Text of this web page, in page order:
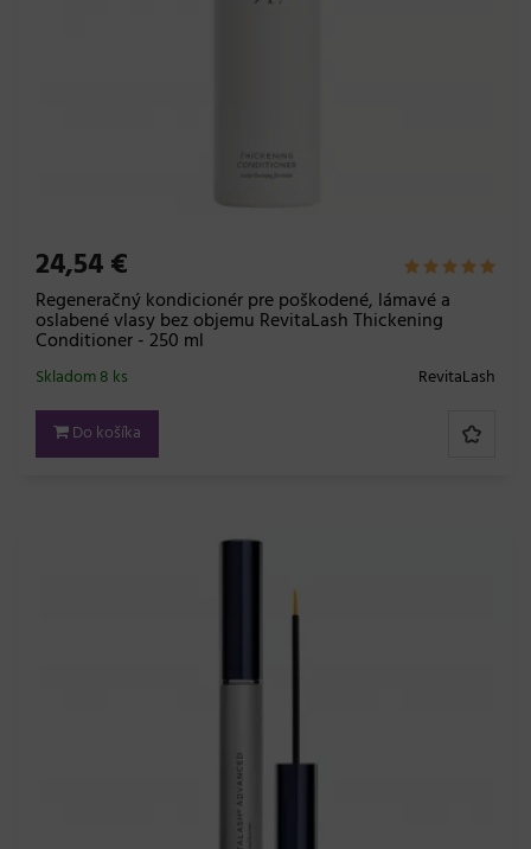
24,54 €
Regeneračný kondicionér pre poškodené, lámavé a
oslabené vlasy bez objemu RevitaLash Thickening
Conditioner - 250 ml
RevitaLash
Skladom 8 ks
Do košíka